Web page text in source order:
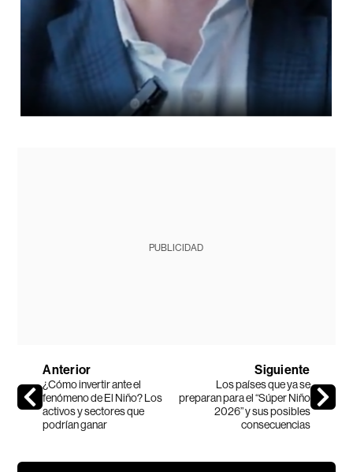
PUBLICIDAD
Anterior
¿Cómo invertir ante el
fenómeno de El Niño? Los
activos y sectores que
podrían ganar
Siguiente
Los países que ya se
preparan para el “Súper Niño
2026” y sus posibles
consecuencias